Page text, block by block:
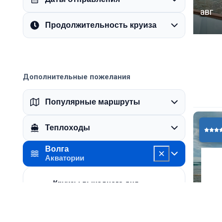
Продолжительность круиза
Дополнительные пожелания
Популярные маршруты
Теплоходы
Волга
Акватории
Круизы выходного дня
авг
14